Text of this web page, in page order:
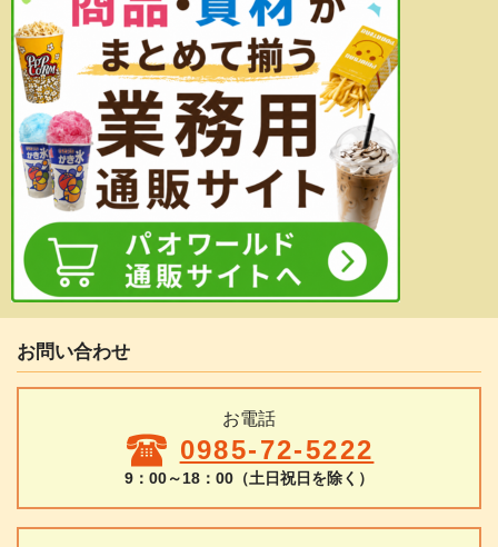
お問い合わせ
お電話
0985-72-5222
9：00～18：00（土日祝日を除く）